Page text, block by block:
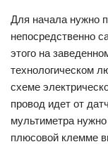
Для начала нужно
непосредственно
этого на
технологическом
схеме
провод идет от
мультиметра
плюсовой клемме